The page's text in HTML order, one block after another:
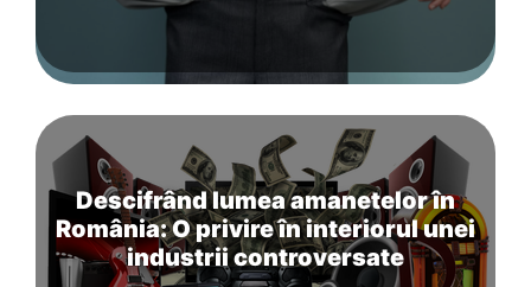
Descifrând lumea amanetelor în
România: O privire în interiorul unei
industrii controversate